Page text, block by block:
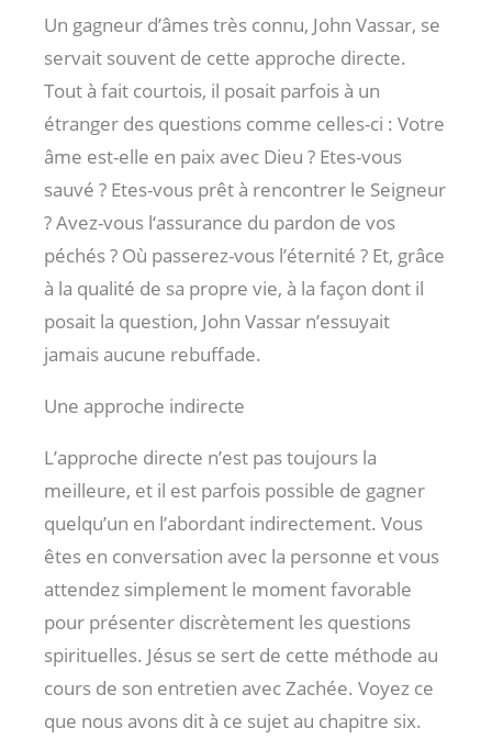
Un gagneur d’âmes très connu, John Vassar, se
servait souvent de cette approche directe.
Tout à fait courtois, il posait parfois à un
étranger des questions comme celles-ci : Votre
âme est-elle en paix avec Dieu ? Etes-vous
sauvé ? Etes-vous prêt à rencontrer le Seigneur
? Avez-vous l‘assurance du pardon de vos
péchés ? Où passerez-vous l’éternité ? Et, grâce
à la qualité de sa propre vie, à la façon dont il
posait la question, John Vassar n’essuyait
jamais aucune rebuffade.
Une approche indirecte
L’approche directe n’est pas toujours la
meilleure, et il est parfois possible de gagner
quelqu’un en l’abordant indirectement. Vous
êtes en conversation avec la personne et vous
attendez simplement le moment favorable
pour présenter discrètement les questions
spirituelles. Jésus se sert de cette méthode au
cours de son entretien avec Zachée. Voyez ce
que nous avons dit à ce sujet au chapitre six.